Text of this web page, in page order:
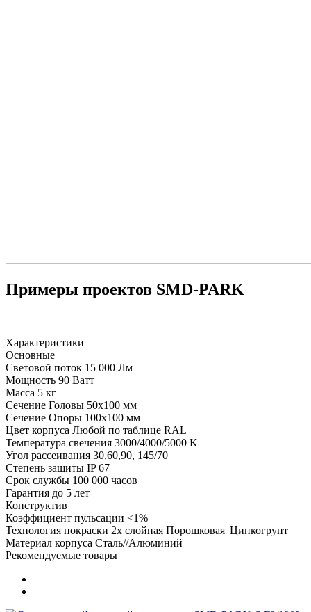
Примеры проектов SMD-PARK
Характеристики
Основные
Световой поток 15 000 Лм
Мощность 90 Ватт
Масса 5 кг
Сечение Головы 50х100 мм
Сечение Опоры 100х100 мм
Цвет корпуса Любой по таблице RAL
Температура свечения 3000/4000/5000 K
Угол рассеивания 30,60,90, 145/70
Степень защиты IP 67
Срок службы 100 000 часов
Гарантия до 5 лет
Конструктив
Коэффициент пульсации <1%
Технология покраски 2х слойная Порошковая| Цинкогрунт
Материал корпуса Сталь//Алюминий
Рекомендуемые товары